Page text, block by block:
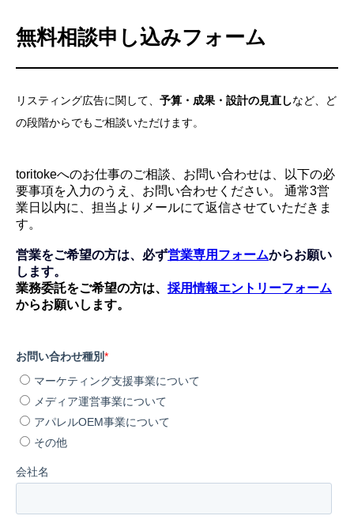
無料相談申し込みフォーム
リスティング広告に関して、 予算・成果・設計の見直しなど、ど
の段階からでもご相談いただけます。